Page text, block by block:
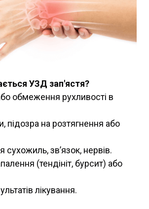
УЗД зап'ястя?
обмеження рухливості в
підозра на розтягнення або
зв’язок, нервів.
(тендініт, бурсит) або
лікування.